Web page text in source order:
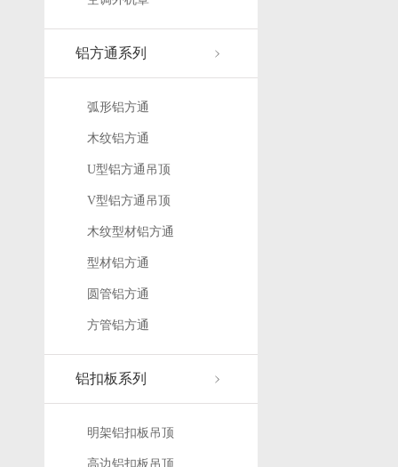
铝方通系列
弧形铝方通
木纹铝方通
U型铝方通吊顶
V型铝方通吊顶
木纹型材铝方通
型材铝方通
圆管铝方通
方管铝方通
铝扣板系列
明架铝扣板吊顶
高边铝扣板吊顶